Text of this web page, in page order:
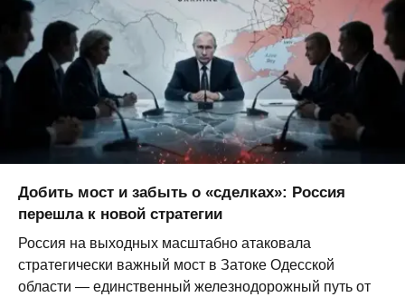
Добить мост и забыть о «сделках»: Россия
перешла к новой стратегии
Россия на выходных масштабно атаковала
стратегически важный мост в Затоке Одесской
области — единственный железнодорожный путь от